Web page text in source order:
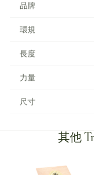
品牌
環規
長度
力量
尺寸
其他